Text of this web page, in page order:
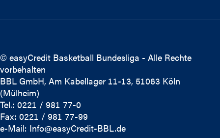
© easyCredit Basketball Bundesliga - Alle Rechte
vorbehalten
BBL GmbH, Am Kabellager 11-13, 51063 Köln
(Mülheim)
Tel.: 0221 / 981 77-0
Fax: 0221 / 981 77-99
e-Mail: Info@easyCredit-BBL.de